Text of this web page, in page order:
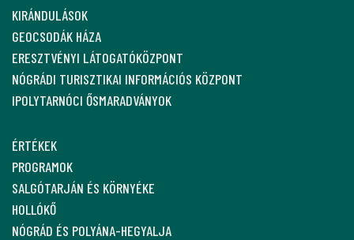
KIRÁNDULÁSOK
GEOCSODÁK HÁZA
ERESZTVÉNYI LÁTOGATÓKÖZPONT
NÓGRÁDI TURISZTIKAI INFORMÁCIÓS KÖZPONT
IPOLYTARNÓCI ŐSMARADVÁNYOK
ÉRTÉKEK
PROGRAMOK
SALGÓTARJÁN ÉS KÖRNYÉKE
HOLLÓKŐ
NÓGRÁD ÉS POLYÁNA-HEGYALJA